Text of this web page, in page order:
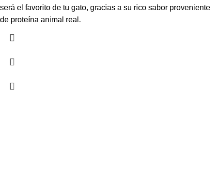
será el favorito de tu gato, gracias a su rico sabor proveniente
de proteína animal real.